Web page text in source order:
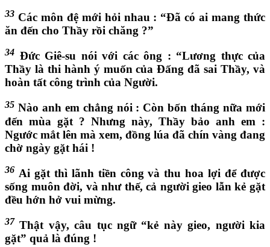
33 Các môn đệ mới hỏi nhau : “Đã có ai mang thức
ăn đến cho Thầy rồi chăng ?”
34 Đức Giê-su nói với các ông : “Lương thực của
Thầy là thi hành ý muốn của Đấng đã sai Thầy, và
hoàn tất công trình của Người.
35 Nào anh em chẳng nói : Còn bốn tháng nữa mới
đến mùa gặt ? Nhưng này, Thầy bảo anh em :
Ngước mắt lên mà xem, đồng lúa đã chín vàng đang
chờ ngày gặt hái !
36 Ai gặt thì lãnh tiền công và thu hoa lợi để được
sống muôn đời, và như thế, cả người gieo lẫn kẻ gặt
đều hớn hở vui mừng.
37 Thật vậy, câu tục ngữ “kẻ này gieo, người kia
gặt” quả là đúng !